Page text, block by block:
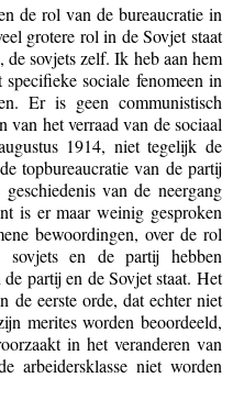
de rol van de bureaucratie in
grotere rol in de Sovjet staat
de sovjets zelf. Ik heb aan hem
sociale fenomeen in
Er is geen communistisch
van het verraad van de sociaal
1914, niet tegelijk de
topbureaucratie van de partij
van de neergang
is er maar weinig gesproken
bewoordingen, over de rol
en de partij hebben
partij en de Sovjet staat. Het
de eerste orde, dat echter niet
merites worden beoordeeld,
in het veranderen van
arbeidersklasse niet worden